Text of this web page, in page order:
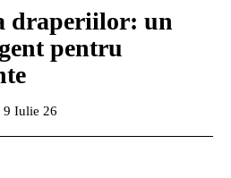
draperiilor: un
pentru
9 Iulie 26